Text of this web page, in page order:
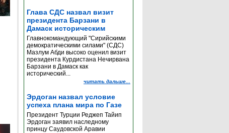
Глава СДС назвал визит
президента Барзани в
Дамаск историческим
Главнокомандующий "Сирийскими
демократическими силами" (СДС)
Мазлум Абди высоко оценил визит
президента Курдистана Нечирвана
Барзани в Дамаск как
исторический...
читать дальше...
Эрдоган назвал условие
успеха плана мира по Газе
Президент Турции Реджеп Тайип
Эрдоган заявил наследному
принцу Саудовской Аравии